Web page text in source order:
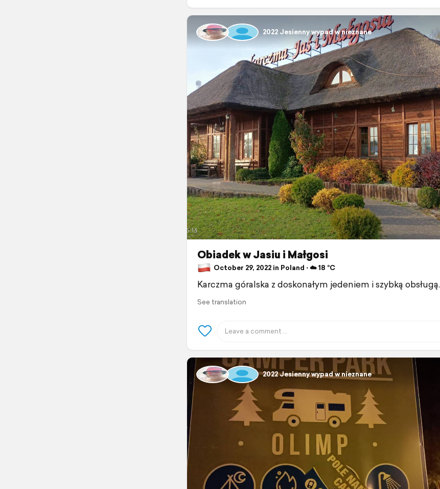
2022 Jesienny wypad w nieznane
Obiadek w Jasiu i Małgosi
October 29, 2022 in Poland ⋅ ☁️ 18 °C
Karczma góralska z doskonałym jedeniem i szybką obsługą.
See translation
2022 Jesienny wypad w nieznane